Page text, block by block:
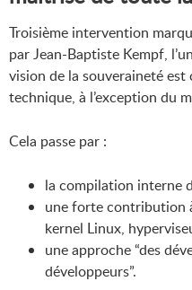
Troisième intervention
par Jean-Baptiste Kempf,
vision de la souveraineté
technique, à l’exception du
Cela passe par :
la compilation interne
une forte contribution
kernel Linux,
une approche “des
développeurs”.